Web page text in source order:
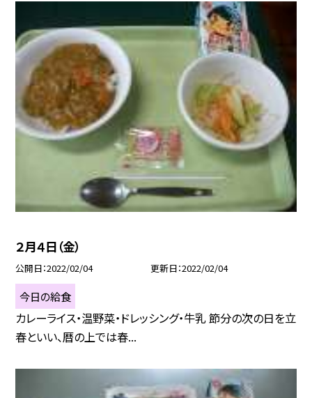
２月４日（金）
公開日 2022/02/04 更新日 2022/02/04
今日の給食
カレーライス・温野菜・ドレッシング・牛乳 節分の次の日を立
春といい、暦の上では春...